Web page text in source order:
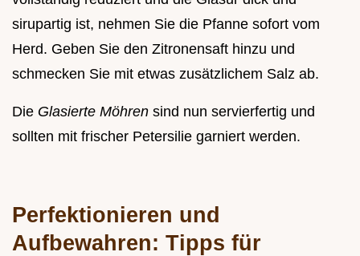
sirupartig ist, nehmen Sie die Pfanne sofort vom
Herd. Geben Sie den Zitronensaft hinzu und
schmecken Sie mit etwas zusätzlichem Salz ab.
Die Glasierte Möhren sind nun servierfertig und
sollten mit frischer Petersilie garniert werden.
Perfektionieren und
Aufbewahren: Tipps für